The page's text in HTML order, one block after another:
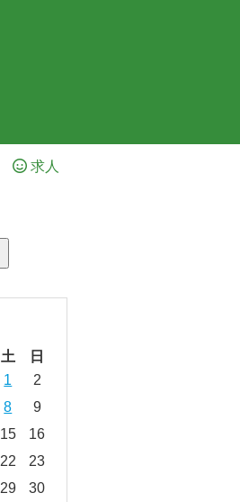
求人
土
日
1
2
8
9
15
16
22
23
29
30